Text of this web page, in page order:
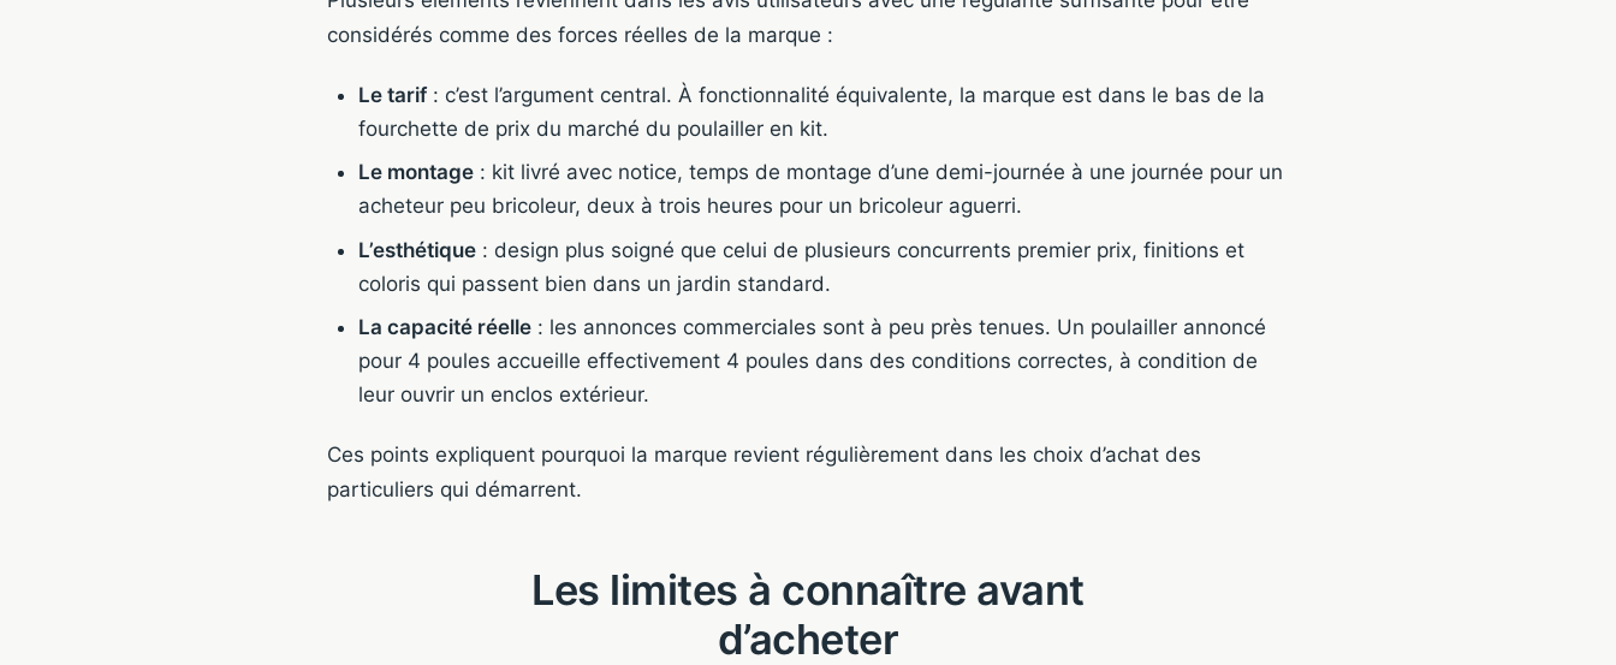
considérés comme des forces réelles de la marque :
Le tarif: c’est l’argument central. À fonctionnalité équivalente, la marque est dans le bas de la
fourchette de prix du marché du poulailler en kit.
Le montage: kit livré avec notice, temps de montage d’une demi-journée à une journée pour un
acheteur peu bricoleur, deux à trois heures pour un bricoleur aguerri.
L’esthétique: design plus soigné que celui de plusieurs concurrents premier prix, finitions et
coloris qui passent bien dans un jardin standard.
La capacité réelle: les annonces commerciales sont à peu près tenues. Un poulailler annoncé
pour 4 poules accueille effectivement 4 poules dans des conditions correctes, à condition de
leur ouvrir un enclos extérieur.
Ces points expliquent pourquoi la marque revient régulièrement dans les choix d’achat des
particuliers qui démarrent.
Les limites à connaître avant
d’acheter